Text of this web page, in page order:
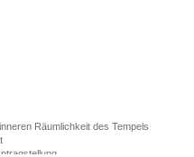
Räumlichkeit des Tempels